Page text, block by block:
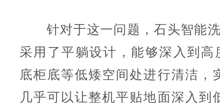
针对于这一问题，石头智能洗
采用了平躺设计，能够深入到高
底柜底等低矮空间处进行清洁，
几乎可以让整机平贴地面深入到